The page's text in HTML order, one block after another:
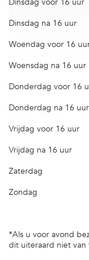
Dinsdag na 16 uur
Woendag voor 16
Woensdag na 16 uur
Donderdag voor 16
Donderdag na 16 uur
Vrijdag voor 16 uur
Vrijdag na 16 uur
Zaterdag
Zondag
*Als u voor avond
dit uiteraard niet van